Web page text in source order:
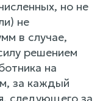
но не
не
в случае,
решением
на
за каждый
следующего за